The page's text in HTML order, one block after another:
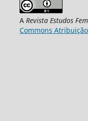
A Revista Estudos
Commons